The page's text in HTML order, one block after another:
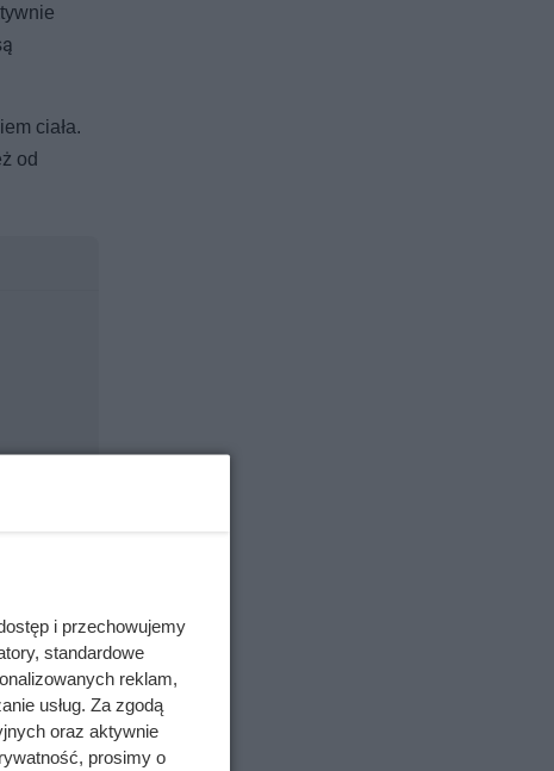
ciała.
od
i przechowujemy
standardowe
reklam,
usług. Za zgodą
oraz aktywnie
prosimy o